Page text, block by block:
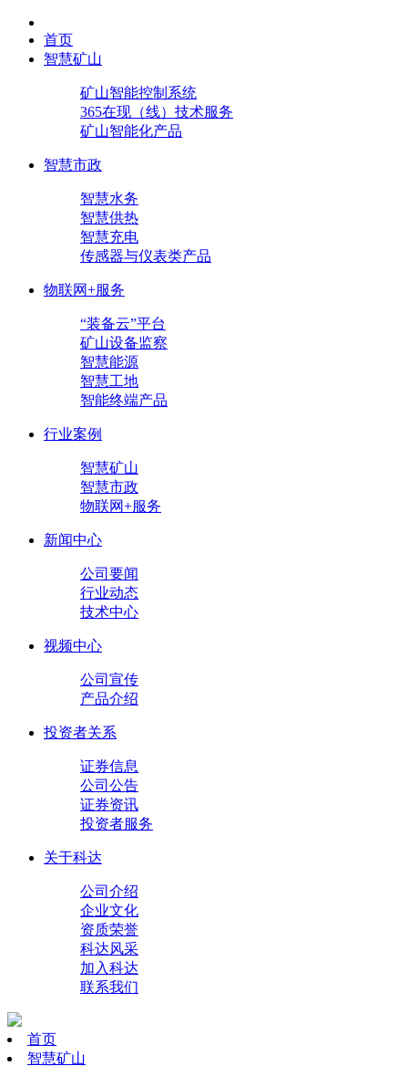
首页
智慧矿山
矿山智能控制系统
365在现（线）技术服务
矿山智能化产品
智慧市政
智慧水务
智慧供热
智慧充电
传感器与仪表类产品
物联网+服务
“装备云”平台
矿山设备监察
智慧能源
智慧工地
智能终端产品
行业案例
智慧矿山
智慧市政
物联网+服务
新闻中心
公司要闻
行业动态
技术中心
视频中心
公司宣传
产品介绍
投资者关系
证券信息
公司公告
证券资讯
投资者服务
关于科达
公司介绍
企业文化
资质荣誉
科达风采
加入科达
联系我们
首页
智慧矿山